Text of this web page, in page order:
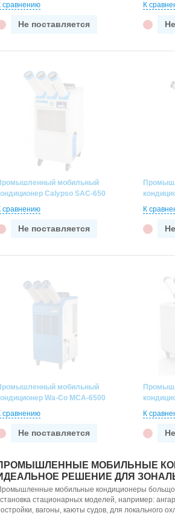
сравнению
Не поставляется
К
мобильный
Calypso SAC-650
сравнению
Не поставляется
К
мобильный
Wa-Co MCA-6500
сравнению
Не поставляется
К
МОБИЛЬНЫЕ
РЕШЕНИЕ ДЛЯ
мобильные кондиционеры
стационарных моделей, например:
вагоны, каюты судов, для локального